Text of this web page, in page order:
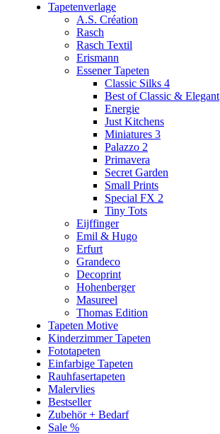
Tapetenverlage
A.S. Création
Rasch
Rasch Textil
Erismann
Essener Tapeten
Classic Silks 4
Best of Classic & Elegant
Energie
Just Kitchens
Miniatures 3
Palazzo 2
Primavera
Secret Garden
Small Prints
Special FX 2
Tiny Tots
Eijffinger
Emil & Hugo
Erfurt
Grandeco
Decoprint
Hohenberger
Masureel
Thomas Edition
Tapeten Motive
Kinderzimmer Tapeten
Fototapeten
Einfarbige Tapeten
Rauhfasertapeten
Malervlies
Bestseller
Zubehör + Bedarf
Sale %